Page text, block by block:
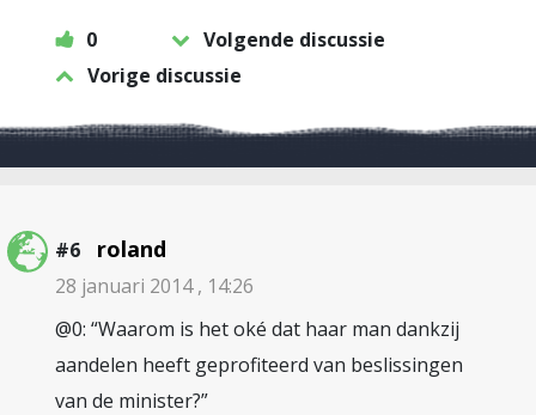
0
Volgende discussie
Vorige discussie
#6 roland
28 januari 2014 , 14:26
@0: “Waarom is het oké dat haar man dankzij
aandelen heeft geprofiteerd van beslissingen
van de minister?”